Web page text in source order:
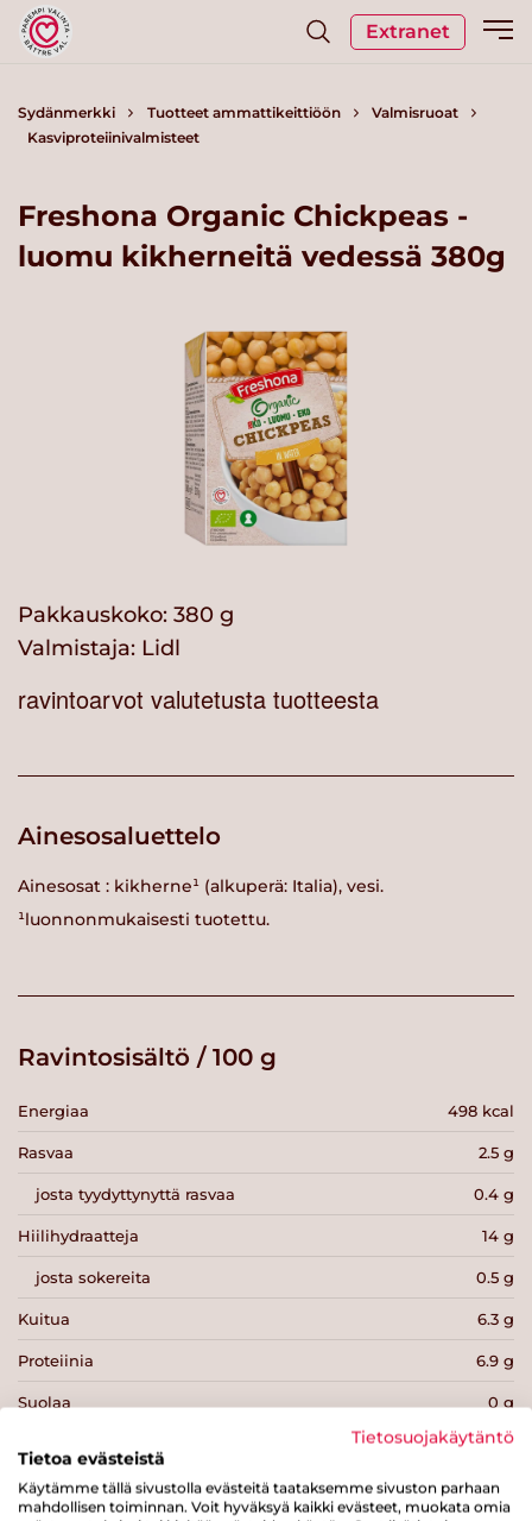
Extranet
Sydänmerkki Tuotteet ammattikeittiöön
Valmisruoat
Kasviproteiinivalmisteet
Freshona Organic Chickpeas -
luomu kikherneitä vedessä 380g
Pakkauskoko: 380 g
Valmistaja: Lidl
ravintoarvot valutetusta tuotteesta
Ainesosaluettelo
Ainesosat : kikherne¹ (alkuperä: Italia), vesi.
¹luonnonmukaisesti tuotettu.
Ravintosisältö / 100 g
Energiaa 498 kcal
Rasvaa 2.5 g
josta tyydyttynyttä rasvaa 0.4 g
Hiilihydraatteja 14 g
josta sokereita 0.5 g
Kuitua 6.3 g
Proteiinia 6.9 g
Suolaa 0 g
Tietosuojakäytäntö
Tietoa evästeistä
Käytämme tällä sivustolla evästeitä taataksemme sivuston parhaan
mahdollisen toiminnan. Voit hyväksyä kaikki evästeet, muokata omia